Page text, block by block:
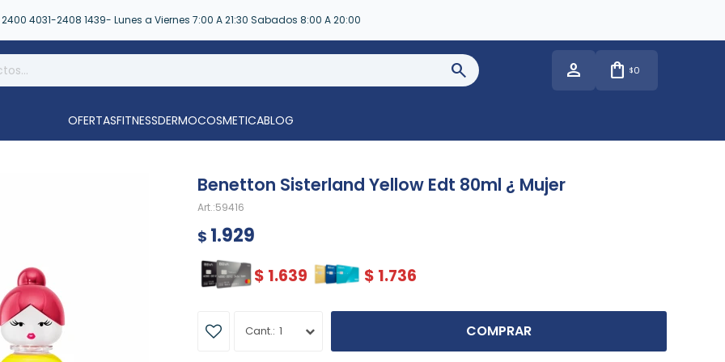
2400 4031-2408 1439- Lunes a Viernes 7:00 A 21:30 Sabados 8:00 A 20:00
$0
OFERTASFITNESSDERMOCOSMETICABLOG
Benetton Sisterland Yellow Edt 80ml ¿ Mujer
59416
$ 1.929
$ 1.639 $ 1.736
1 COMPRAR